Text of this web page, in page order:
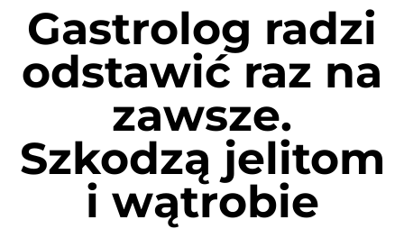
Gastrolog radzi
odstawić raz na
zawsze.
Szkodzą jelitom
i wątrobie